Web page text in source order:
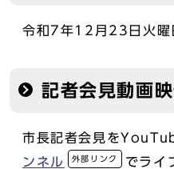
令和7年12月23日火
記者会見動画
市長記者会見を
ンネル
外部リンク でライ